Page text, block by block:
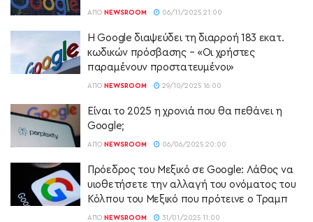
ΑΠΌ NEWSROOM 06/11/2025 21:00
Η Google διαψεύδει τη διαρροή 183 εκατ.
κωδικών πρόσβασης – «Οι χρήστες
παραμένουν προστατευμένοι»
ΑΠΌ NEWSROOM 29/10/2025 16:00
Είναι το 2025 η χρονιά που θα πεθάνει η
Google;
ΑΠΌ NEWSROOM 06/06/2025 20:00
Πρόεδρος του Μεξικό σε Google: Λάθος να
υιοθετήσετε την αλλαγή του ονόματος του
Κόλπου του Μεξικό που πρότεινε ο Τραμπ
ΑΠΌ NEWSROOM 31/01/2025 11:00